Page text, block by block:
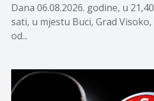
Dana 06.08.2026. godine, u 21,40
sati, u mjestu Buci, Grad Visoko,
od...